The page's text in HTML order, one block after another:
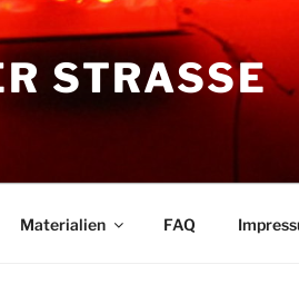
STRASSE
Materialien FAQ